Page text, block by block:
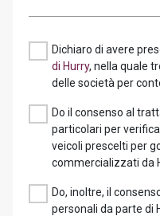
Dichiaro di avere
di Hurry, nella quale
delle società per
Do il consenso al
particolari per
veicoli prescelti per
commercializzati da
Do, inoltre, il
personali da parte di